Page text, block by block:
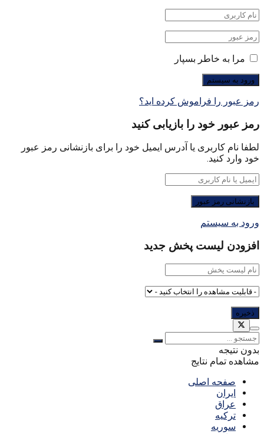
مرا به خاطر بسپار
رمز عبور را فراموش کرده اید؟
رمز عبور خود را بازیابی کنید
لطفا نام کاربری یا آدرس ایمیل خود را برای بازنشانی رمز عبور
خود وارد کنید.
ورود به سیستم
افزودن لیست پخش جدید
بدون نتیجه
مشاهده تمام نتایج
صفحه اصلی
ایران
عراق
ترکیه
سوریه